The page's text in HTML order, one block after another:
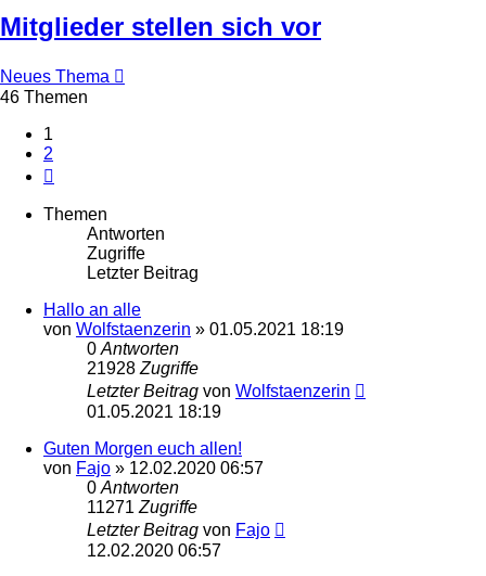
Mitglieder stellen sich vor
Neues Thema
46 Themen
1
2
Themen
Antworten
Zugriffe
Letzter Beitrag
Hallo an alle
von Wolfstaenzerin » 01.05.2021 18:19
0 Antworten
21928 Zugriffe
Letzter Beitrag von Wolfstaenzerin
01.05.2021 18:19
Guten Morgen euch allen!
von Fajo » 12.02.2020 06:57
0 Antworten
11271 Zugriffe
Letzter Beitrag von Fajo
12.02.2020 06:57